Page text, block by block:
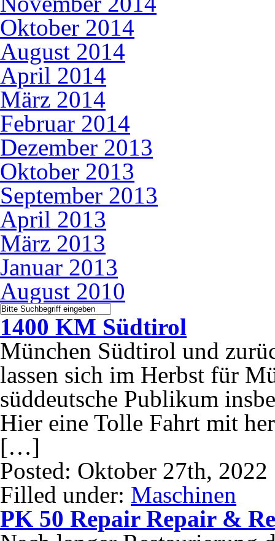
Oktober 2014
August 2014
April 2014
März 2014
Februar 2014
Dezember 2013
Oktober 2013
September 2013
April 2013
März 2013
Januar 2013
August 2010
1400 KM Südtirol
München Südtirol und
lassen sich im Herbst für
süddeutsche Publikum
Hier eine Tolle Fahrt mit
[…]
Posted: Oktober 27th,
Filled under: Maschinen
PK 50 Repair Repair &